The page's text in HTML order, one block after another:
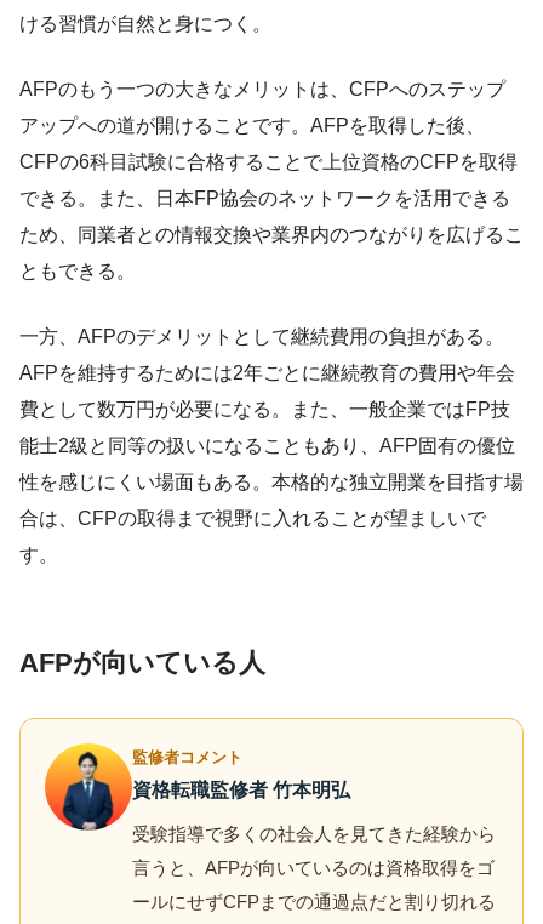
ける習慣が自然と身につく。
AFPのもう一つの大きなメリットは、CFPへのステップ
アップへの道が開けることです。AFPを取得した後、
CFPの6科目試験に合格することで上位資格のCFPを取得
できる。また、日本FP協会のネットワークを活用できる
ため、同業者との情報交換や業界内のつながりを広げるこ
ともできる。
一方、AFPのデメリットとして継続費用の負担がある。
AFPを維持するためには2年ごとに継続教育の費用や年会
費として数万円が必要になる。また、一般企業ではFP技
能士2級と同等の扱いになることもあり、AFP固有の優位
性を感じにくい場面もある。本格的な独立開業を目指す場
合は、CFPの取得まで視野に入れることが望ましいで
す。
AFPが向いている人
監修者コメント
資格転職監修者 竹本明弘
受験指導で多くの社会人を見てきた経験から
言うと、AFPが向いているのは資格取得をゴ
ールにせずCFPまでの通過点だと割り切れる